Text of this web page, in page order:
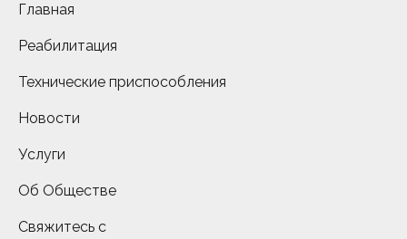
Главная
Реабилитация
Технические приспособления
Новости
Услуги
Об Обществе
Свяжитесь с